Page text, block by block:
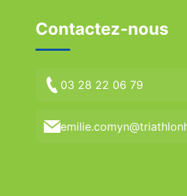
Contactez-nous
03 28 22 06 79